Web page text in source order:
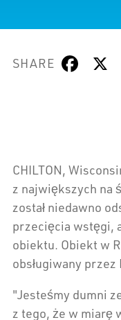
SHARE
CHILTON,
z największych na
został niedawno
przecięcia wstęgi,
obiektu. Obiekt w
obsługiwany przez
"Jesteśmy dumni
z tego, że w miarę